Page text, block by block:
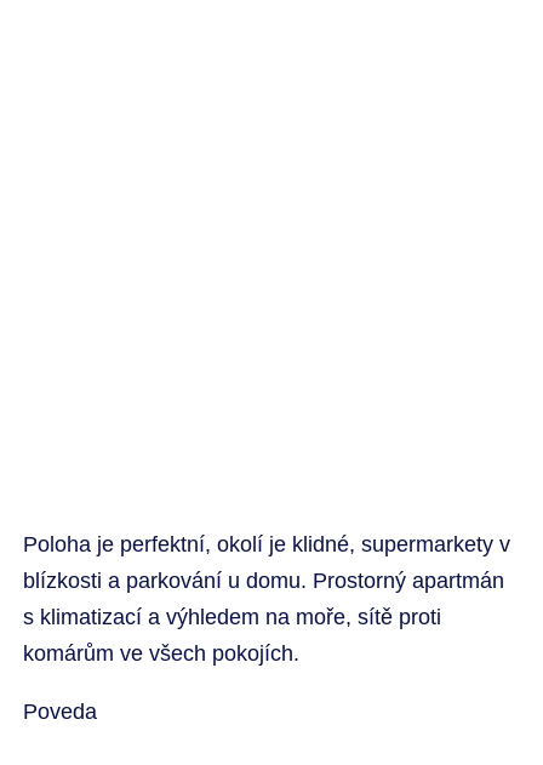
Poloha je perfektní, okolí je klidné, supermarkety v
blízkosti a parkování u domu. Prostorný apartmán
s klimatizací a výhledem na moře, sítě proti
komárům ve všech pokojích.
Poveda